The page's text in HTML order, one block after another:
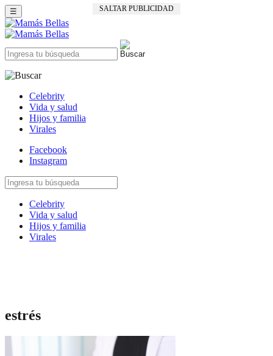
SALTAR PUBLICIDAD
☰
Celebrity
Vida y salud
Hijos y familia
Virales
Facebook
Instagram
Celebrity
Vida y salud
Hijos y familia
Virales
estrés